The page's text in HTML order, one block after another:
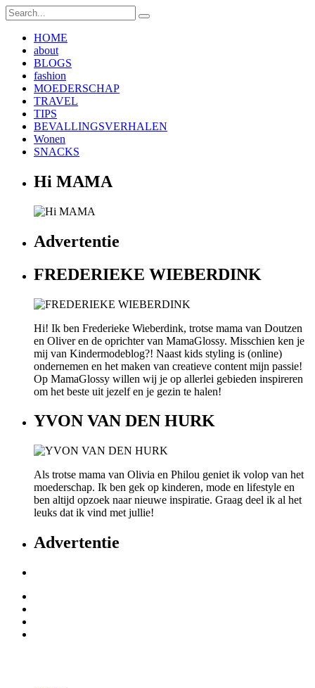
HOME
about
BLOGS
fashion
MOEDERSCHAP
TRAVEL
TIPS
BEVALLINGSVERHALEN
Wonen
SNACKS
Hi MAMA
Advertentie
FREDERIEKE WIEBERDINK
Hi! Ik ben Frederieke Wieberdink, trotse mama van Doutzen
en Oliver en de oprichter van MamaGlossy. Misschien ken je
mij van Kindermodeblog?! Naast kids styling is (online)
ondernemen en het maken van creatieve content mijn passie!
Op MamaGlossy willen wij je op allerlei gebieden inspireren
om het beste uit jezelf en je gezin te halen!
YVON VAN DEN HURK
Als trotse mama van Olivia en Philou geniet ik volop van het
moederschap. Ik ben gek op kinderen, mode en lifestyle en
ben altijd opzoek naar nieuwe inspiratie. Graag deel ik al het
leuks dat ik vind met jullie!
Advertentie